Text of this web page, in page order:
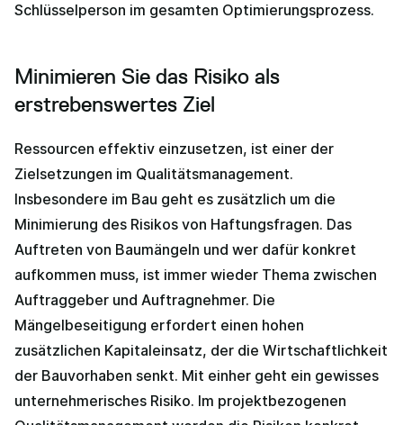
Schlüsselperson im gesamten Optimierungsprozess.
Minimieren Sie das Risiko als
erstrebenswertes Ziel
Ressourcen effektiv einzusetzen, ist einer der
Zielsetzungen im Qualitätsmanagement.
Insbesondere im Bau geht es zusätzlich um die
Minimierung des Risikos von Haftungsfragen. Das
Auftreten von Baumängeln und wer dafür konkret
aufkommen muss, ist immer wieder Thema zwischen
Auftraggeber und Auftragnehmer. Die
Mängelbeseitigung erfordert einen hohen
zusätzlichen Kapitaleinsatz, der die Wirtschaftlichkeit
der Bauvorhaben senkt. Mit einher geht ein gewisses
unternehmerisches Risiko. Im projektbezogenen